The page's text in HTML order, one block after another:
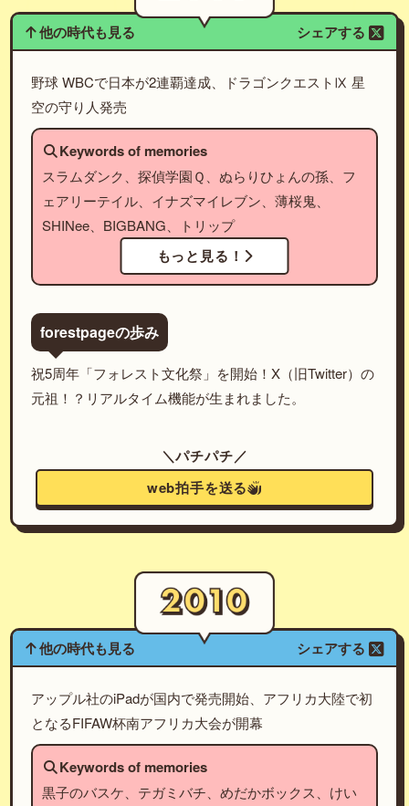
他の時代も見る シェアする
野球 WBCで日本が2連覇達成、ドラゴンクエストⅨ 星
空の守り人発売
Keywords of memories
スラムダンク、探偵学園Ｑ、ぬらりひょんの孫、フ
ェアリーテイル、イナズマイレブン、薄桜鬼、
SHINee、BIGBANG、トリップ
もっと見る！
forestpageの歩み
祝5周年「フォレスト文化祭」を開始！X（旧Twitter）の
元祖！？リアルタイム機能が生まれました。
＼パチパチ／
web拍手を送る
他の時代も見る シェアする
アップル社のiPadが国内で発売開始、アフリカ大陸で初
となるFIFAW杯南アフリカ大会が開幕
Keywords of memories
黒子のバスケ、テガミバチ、めだかボックス、けい